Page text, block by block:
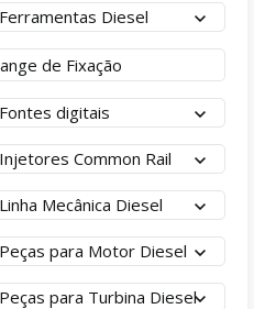
Ferramentas Diesel
de Fixação
Fontes digitais
Injetores Common Rail
Linha Mecânica Diesel
Peças para Motor Diesel
Peças para Turbina Diesel